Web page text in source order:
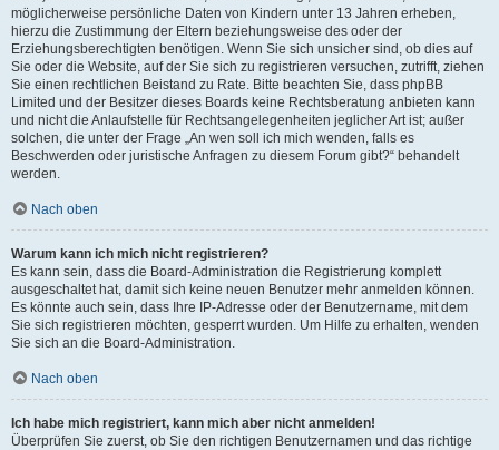
möglicherweise persönliche Daten von Kindern unter 13 Jahren erheben,
hierzu die Zustimmung der Eltern beziehungsweise des oder der
Erziehungsberechtigten benötigen. Wenn Sie sich unsicher sind, ob dies auf
Sie oder die Website, auf der Sie sich zu registrieren versuchen, zutrifft, ziehen
Sie einen rechtlichen Beistand zu Rate. Bitte beachten Sie, dass phpBB
Limited und der Besitzer dieses Boards keine Rechtsberatung anbieten kann
und nicht die Anlaufstelle für Rechtsangelegenheiten jeglicher Art ist; außer
solchen, die unter der Frage „An wen soll ich mich wenden, falls es
Beschwerden oder juristische Anfragen zu diesem Forum gibt?“ behandelt
werden.
Nach oben
Warum kann ich mich nicht registrieren?
Es kann sein, dass die Board-Administration die Registrierung komplett
ausgeschaltet hat, damit sich keine neuen Benutzer mehr anmelden können.
Es könnte auch sein, dass Ihre IP-Adresse oder der Benutzername, mit dem
Sie sich registrieren möchten, gesperrt wurden. Um Hilfe zu erhalten, wenden
Sie sich an die Board-Administration.
Nach oben
Ich habe mich registriert, kann mich aber nicht anmelden!
Überprüfen Sie zuerst, ob Sie den richtigen Benutzernamen und das richtige